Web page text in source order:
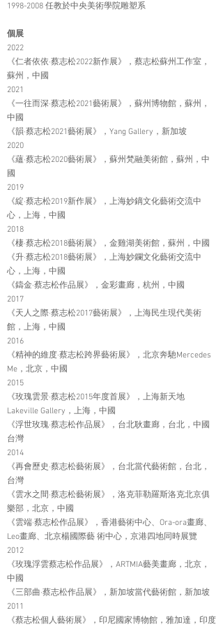
1998-2008 任教於中央美術學院雕塑系
個展
2022
《仁者依依·蔡志松2022新作展》，蔡志松蘇州工作室，
蘇州，中國
2021
《一往而深·蔡志松2021藝術展》，蘇州博物館，蘇州，
中國
《韻·蔡志松2021藝術展》，Yang Gallery，新加坡
2020
《蘊·蔡志松2020藝術展》，蘇州梵融美術館，蘇州，中
國
2019
《綻·蔡志松2019新作展》，上海妙鏑文化藝術交流中
心，上海，中國
2018
《棲·蔡志松2018藝術展》，金雞湖美術館，蘇州，中國
《升·蔡志松2018藝術展》，上海妙鑭文化藝術交流中
心，上海，中國
《鑄金·蔡志松作品展》，金彩畫廊，杭州，中國
2017
《天人之際·蔡志松2017藝術展》，上海民生現代美術
館，上海，中國
2016
《精神的維度·蔡志松跨界藝術展》，北京奔馳Mercedes
Me，北京，中國
2015
《玫瑰雲景·蔡志松2015年度首展》，上海新天地
Lakeville Gallery，上海，中國
《浮世玫瑰·蔡志松作品展》，台北耿畫廊，台北，中國
台灣
2014
《再會歷史·蔡志松藝術展》，台北當代藝術館，台北，
台灣
《雲水之間·蔡志松藝術展》，洛克菲勒羅斯洛克北京俱
樂部，北京，中國
《雲端·蔡志松作品展》，香港藝術中心、Ora-ora畫廊、
Leo畫廊、北京楊國際藝 術中心，京港四地同時展覽
2012
《玫瑰浮雲蔡志松作品展》，ARTMIA藝美畫廊，北京，
中國
《三部曲·蔡志松作品展》，新加坡當代藝術館，新加坡
2011
《蔡志松個人藝術展》，印尼國家博物館，雅加達，印度